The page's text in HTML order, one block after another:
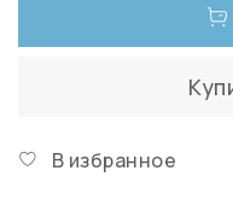
В избранное